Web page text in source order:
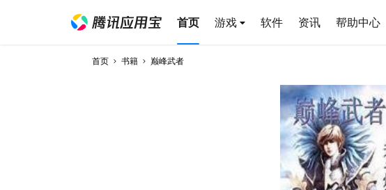
首页 游戏 软件 资讯 帮助中心
首页 书籍 巅峰武者